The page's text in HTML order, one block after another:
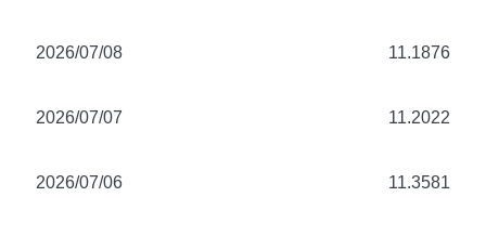
2026/07/08 11.1876
2026/07/07 11.2022
2026/07/06 11.3581